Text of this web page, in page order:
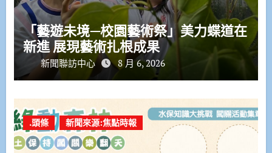
「藝遊未境—校園藝術祭」美力蝶道在
新進 展現藝術扎根成果
新聞聯訪中心 8 月 6, 2026
.頭條 新聞來源:焦點時報